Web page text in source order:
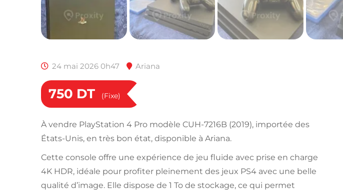
24 mai 2026 0h47 Ariana
750 DT (Fixe)
À vendre PlayStation 4 Pro modèle CUH-7216B (2019), importée des
États-Unis, en très bon état, disponible à Ariana.
Cette console offre une expérience de jeu fluide avec prise en charge
4K HDR, idéale pour profiter pleinement des jeux PS4 avec une belle
qualité d’image. Elle dispose de 1 To de stockage, ce qui permet